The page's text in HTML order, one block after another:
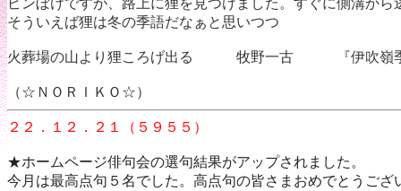
ピンぼけですが、路上に狸を見つけました。すぐに側溝か
そういえば狸は冬の季語だなぁと思いつつ
火葬場の山より狸ころげ出る 牧野一古 『伊吹嶺季
（☆ＮＯＲＩＫＯ☆）
２２．１２．２１（５９５５）
★ホームページ俳句会の選句結果がアップされました。
今月は最高点句５名でした。高点句の皆さまおめでとうござ